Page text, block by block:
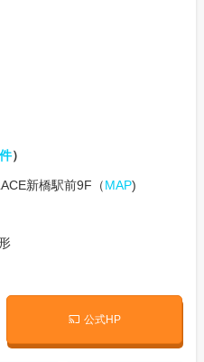
）
新橋駅前9F（MAP)
公式HP